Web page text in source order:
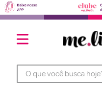
O que você busca hoje?